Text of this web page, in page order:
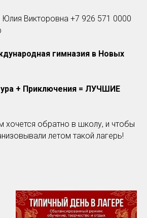
Юлия Викторовна +7 926 571 0000
гимназия в Новых
+ Приключения = ЛУЧШИЕ
хочется обратно в школу, и чтобы
летом такой лагерь!